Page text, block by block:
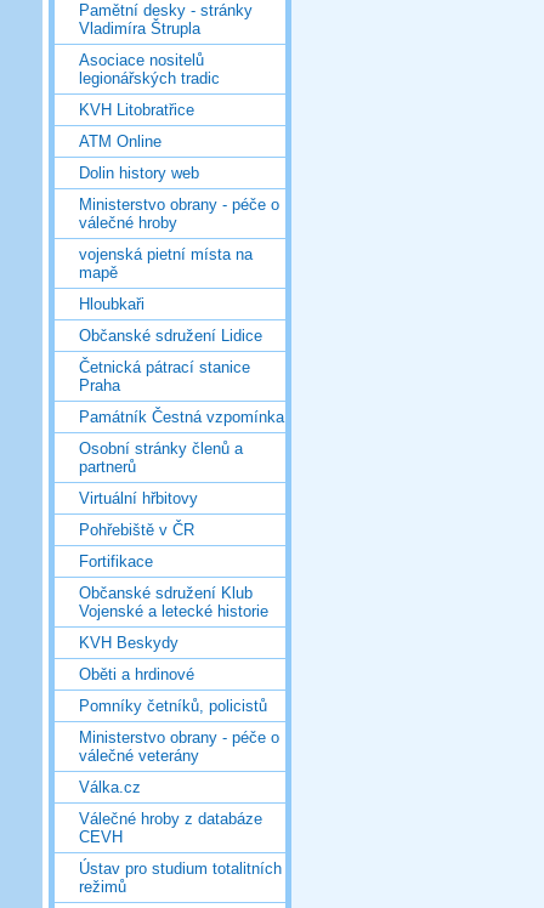
Pamětní desky - stránky
Vladimíra Štrupla
Asociace nositelů
legionářských tradic
KVH Litobratřice
ATM Online
Dolin history web
Ministerstvo obrany - péče o
válečné hroby
vojenská pietní místa na
mapě
Hloubkaři
Občanské sdružení Lidice
Četnická pátrací stanice
Praha
Památník Čestná vzpomínka
Osobní stránky členů a
partnerů
Virtuální hřbitovy
Pohřebiště v ČR
Fortifikace
Občanské sdružení Klub
Vojenské a letecké historie
KVH Beskydy
Oběti a hrdinové
Pomníky četníků, policistů
Ministerstvo obrany - péče o
válečné veterány
Válka.cz
Válečné hroby z databáze
CEVH
Ústav pro studium totalitních
režimů